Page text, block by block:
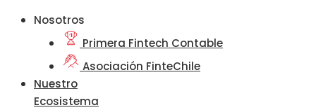
Nosotros
Primera Fintech Contable
Asociación FinteChile
Nuestro
Ecosistema